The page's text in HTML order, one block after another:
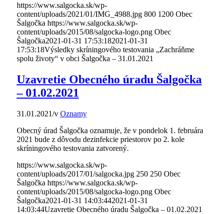
https://www.salgocka.sk/wp-
content/uploads/2021/01/IMG_4988.jpg 800 1200 Obec
Šalgočka https://www.salgocka.sk/wp-
content/uploads/2015/08/salgocka-logo.png Obec
Šalgočka2021-01-31 17:53:182021-01-31
17:53:18Výsledky skríningového testovania „Zachráňme
spolu životy“ v obci Šalgočka – 31.01.2021
Uzavretie Obecného úradu Šalgočka
– 01.02.2021
31.01.2021/v Oznamy
Obecný úrad Šalgočka oznamuje, že v pondelok 1. februára
2021 bude z dôvodu dezinfekcie priestorov po 2. kole
skríningového testovania zatvorený.
https://www.salgocka.sk/wp-
content/uploads/2017/01/salgocka.jpg 250 250 Obec
Šalgočka https://www.salgocka.sk/wp-
content/uploads/2015/08/salgocka-logo.png Obec
Šalgočka2021-01-31 14:03:442021-01-31
14:03:44Uzavretie Obecného úradu Šalgočka – 01.02.2021